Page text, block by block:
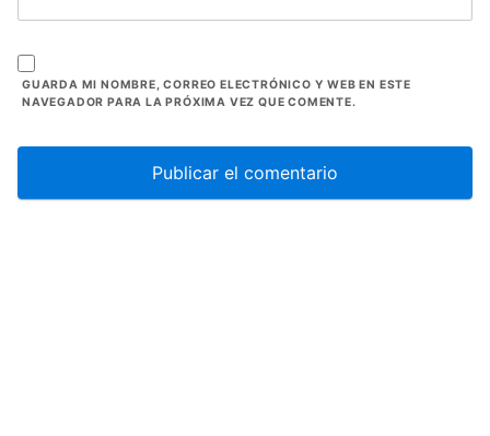
GUARDA MI NOMBRE, CORREO ELECTRÓNICO Y WEB EN ESTE
NAVEGADOR PARA LA PRÓXIMA VEZ QUE COMENTE.